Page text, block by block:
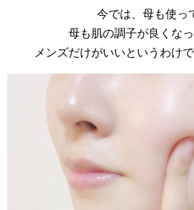
今では、母も使っ
母も肌の調子が良くなっ
メンズだけがいいというわけ